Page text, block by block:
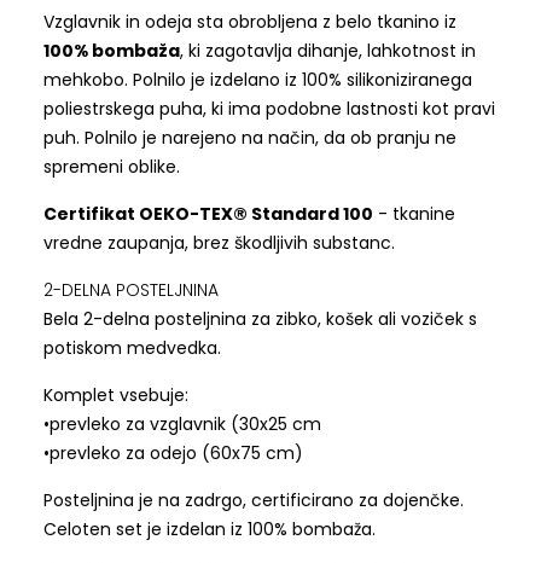
Vzglavnik in odeja sta obrobljena z belo tkanino iz
100% bombaža, ki zagotavlja dihanje, lahkotnost in
mehkobo. Polnilo je izdelano iz 100% silikoniziranega
poliestrskega puha, ki ima podobne lastnosti kot pravi
puh. Polnilo je narejeno na način, da ob pranju ne
spremeni oblike.
Certifikat OEKO-TEX® Standard 100 - tkanine
vredne zaupanja, brez škodljivih substanc.
2-DELNA POSTELJNINA
Bela 2-delna posteljnina za zibko, košek ali voziček s
potiskom medvedka.
Komplet vsebuje:
•prevleko za vzglavnik (30x25 cm
•prevleko za odejo (60x75 cm)
Posteljnina je na zadrgo, certificirano za dojenčke.
Celoten set je izdelan iz 100% bombaža.